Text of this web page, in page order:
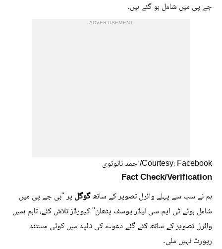
جے پی میں شامل ہو گئے ہیں۔
ADVERTISEMENT
Courtesy: Facebook/احمد نانوتوی
Fact Check/Verification
ہم نے سب سے پہلے وائرل تصویر کے ساتھگوگل پر "بی جے پی میں
شامل ہوئے ٹی ایم سی لیڈر یوسف پٹھان" کیورڈز تلاش کئے، تاہم ہمیں
وائرل تصویر کے ساتھ کئے گئے دعوے کی تائید میں کوئی مستند
رپورٹ نہیں ملی۔